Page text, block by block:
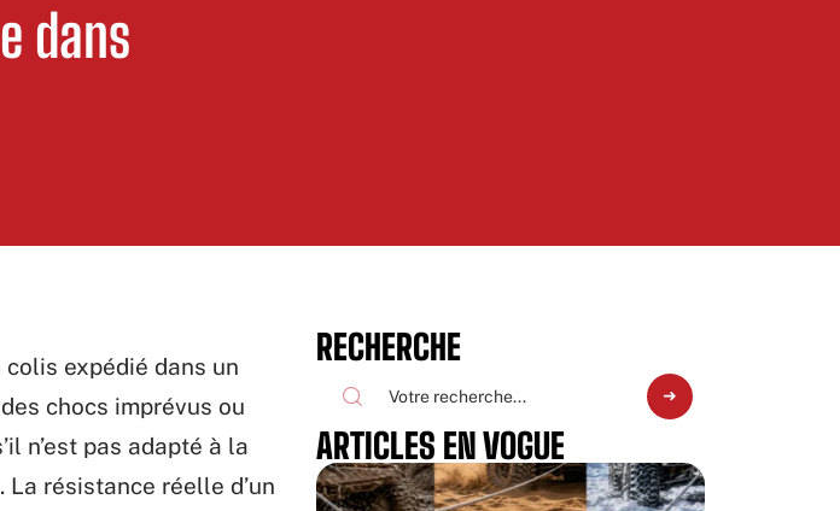
dans
expédié dans un
chocs imprévus ou
n’est pas adapté à la
résistance réelle d’un
RECHERCHE
ARTICLES EN VOGUE